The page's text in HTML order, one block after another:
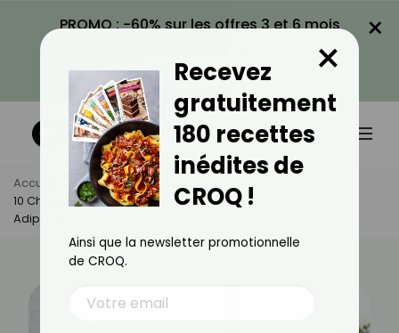
PROMO : -60% sur les offres 3 et 6 mois
VOIR LA PROMO
×
Accueil Actus
Minceur
10 Choses Que Vous Ne Savez Pas Sur Le Gras Et Le Tissu
Adipeux
Recevez
gratuitement
180 recettes
inédites de
CROQ !
×
Ainsi que la newsletter promotionnelle
de CROQ.